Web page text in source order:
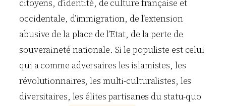
citoyens, d’identité, de culture française et
occidentale, d’immigration, de l’extension
abusive de la place de l’Etat, de la perte de
souveraineté nationale. Si le populiste est celui
qui a comme adversaires les islamistes, les
révolutionnaires, les multi-culturalistes, les
diversitaires, les élites partisanes du statu-quo